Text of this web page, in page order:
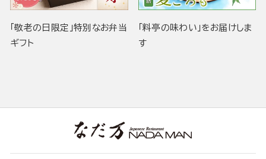
「敬老の日限定」特別なお弁当
ギフト
「料亭の味わい」をお届けしま
す